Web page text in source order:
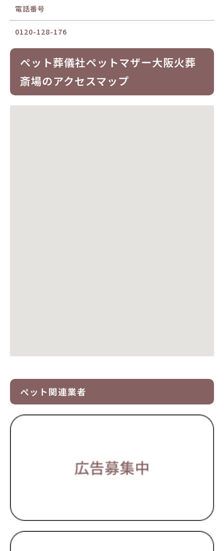
電話番号
0120-128-176
ペット葬儀社ペットマザー大阪火葬
斎場のアクセスマップ
ペット関連業者